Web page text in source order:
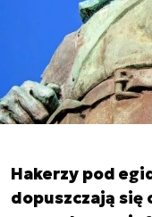
Hakerzy pod
dopuszczają się